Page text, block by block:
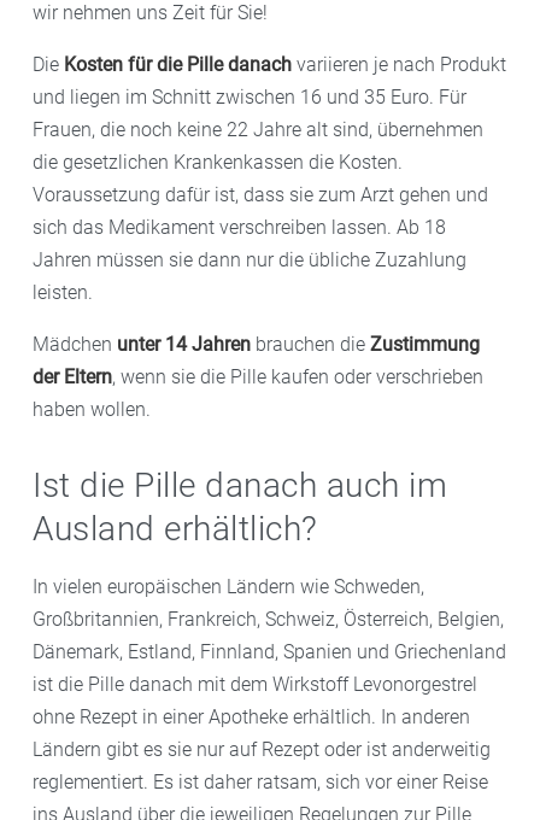
wir nehmen uns Zeit für Sie!
Die Kosten für die Pille danach variieren je nach Produkt
und liegen im Schnitt zwischen 16 und 35 Euro. Für
Frauen, die noch keine 22 Jahre alt sind, übernehmen
die gesetzlichen Krankenkassen die Kosten.
Voraussetzung dafür ist, dass sie zum Arzt gehen und
sich das Medikament verschreiben lassen. Ab 18
Jahren müssen sie dann nur die übliche Zuzahlung
leisten.
Mädchen unter 14 Jahren brauchen die Zustimmung
der Eltern, wenn sie die Pille kaufen oder verschrieben
haben wollen.
Ist die Pille danach auch im
Ausland erhältlich?
In vielen europäischen Ländern wie Schweden,
Großbritannien, Frankreich, Schweiz, Österreich, Belgien,
Dänemark, Estland, Finnland, Spanien und Griechenland
ist die Pille danach mit dem Wirkstoff Levonorgestrel
ohne Rezept in einer Apotheke erhältlich. In anderen
Ländern gibt es sie nur auf Rezept oder ist anderweitig
reglementiert. Es ist daher ratsam, sich vor einer Reise
ins Ausland über die jeweiligen Regelungen zur Pille